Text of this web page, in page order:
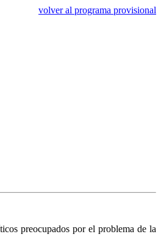
volver al programa provisional
preocupados por el problema de la